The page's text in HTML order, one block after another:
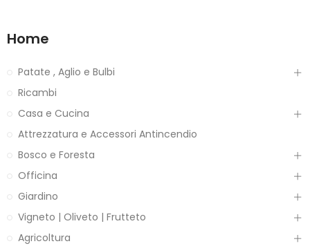
Home
Patate , Aglio e Bulbi
Ricambi
Casa e Cucina
Attrezzatura e Accessori Antincendio
Bosco e Foresta
Officina
Giardino
Vigneto | Oliveto | Frutteto
Agricoltura